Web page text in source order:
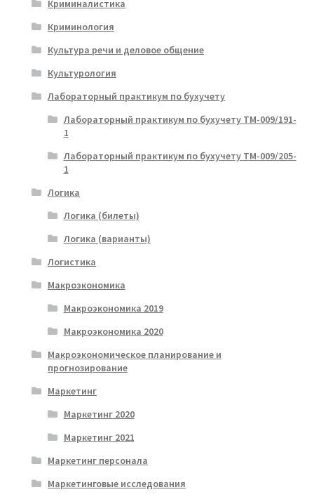
Криминалистика
Криминология
Культура речи и деловое общение
Культурология
Лабораторный практикум по бухучету
Лабораторный практикум по бухучету ТМ-009/191-
1
Лабораторный практикум по бухучету ТМ-009/205-
1
Логика
Логика (билеты)
Логика (варианты)
Логистика
Макроэкономика
Макроэкономика 2019
Макроэкономика 2020
Макроэкономическое планирование и
прогнозирование
Маркетинг
Маркетинг 2020
Маркетинг 2021
Маркетинг персонала
Маркетинговые исследования